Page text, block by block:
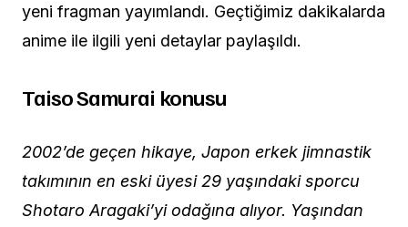
yeni fragman yayımlandı. Geçtiğimiz dakikalarda
anime ile ilgili yeni detaylar paylaşıldı.
Taiso Samurai konusu
2002’de geçen hikaye, Japon erkek jimnastik
takımının en eski üyesi 29 yaşındaki sporcu
Shotaro Aragaki’yi odağına alıyor. Yaşından